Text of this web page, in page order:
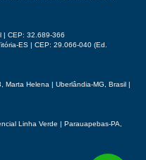
| CEP: 32.689-366
ES | CEP: 29.066-040 (Ed.
Marta Helena | Uberlândia-MG, Brasil |
Linha Verde | Parauapebas-PA,